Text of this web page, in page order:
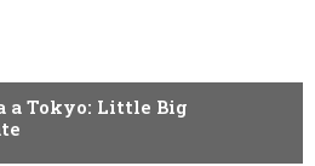
a Tokyo: Little Big